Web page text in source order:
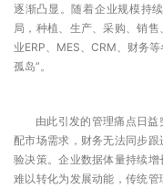
逐渐凸显。随着企业规模持
局，种植、生产、采购、销
业ERP、MES、CRM、财务
孤岛”。
由此引发的管理痛点日
配市场需求，财务无法同步
验决策。企业数据体量持续
难以转化为发展动能，传统